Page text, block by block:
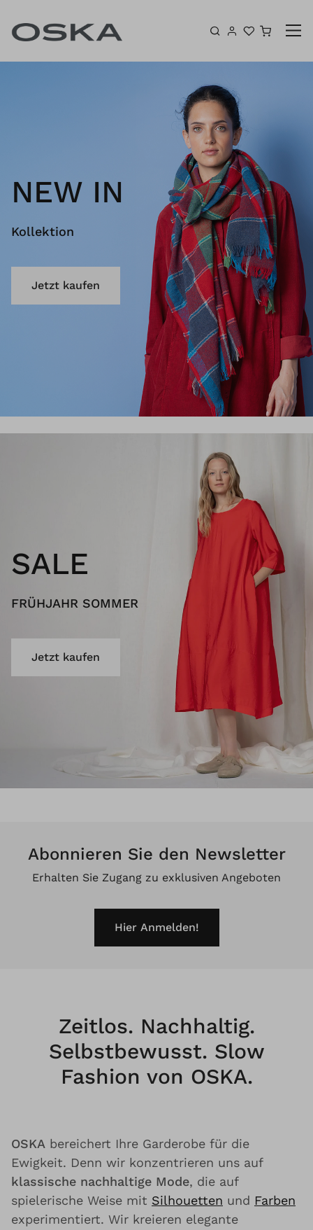
NEW IN
Kollektion
Jetzt kaufen
SALE
FRÜHJAHR SOMMER
Jetzt kaufen
Abonnieren Sie den Newsletter
Erhalten Sie Zugang zu exklusiven Angeboten
Hier Anmelden!
Zeitlos. Nachhaltig.
Selbstbewusst. Slow
Fashion von OSKA.
OSKA bereichert Ihre Garderobe für die
Ewigkeit. Denn wir konzentrieren uns auf
klassische nachhaltige Mode, die auf
spielerische Weise mit Silhouetten und Farben
experimentiert. Wir kreieren elegante